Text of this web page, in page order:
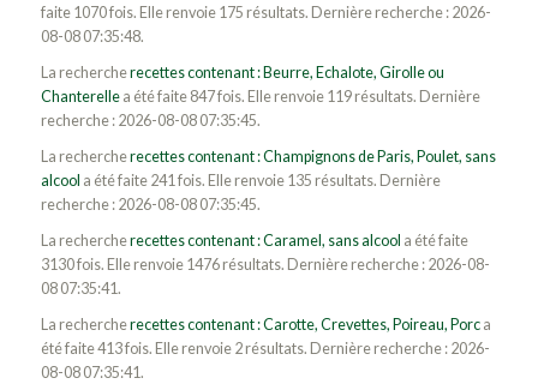
faite 1070 fois. Elle renvoie 175 résultats. Dernière recherche : 2026-
08-08 07:35:48.
La rechercherecettes contenant : Beurre, Echalote, Girolle ou
Chanterellea été faite 847 fois. Elle renvoie 119 résultats. Dernière
recherche : 2026-08-08 07:35:45.
La rechercherecettes contenant : Champignons de Paris, Poulet, sans
alcool a été faite 241 fois. Elle renvoie 135 résultats. Dernière
recherche : 2026-08-08 07:35:45.
La rechercherecettes contenant : Caramel, sans alcool a été faite
3130 fois. Elle renvoie 1476 résultats. Dernière recherche : 2026-08-
08 07:35:41.
La rechercherecettes contenant : Carotte, Crevettes, Poireau, Porca
été faite 413 fois. Elle renvoie 2 résultats. Dernière recherche : 2026-
08-08 07:35:41.